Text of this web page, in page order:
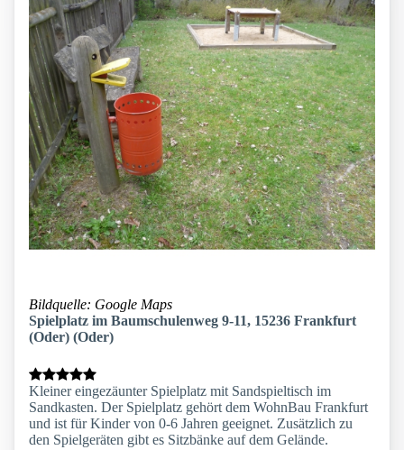
Bildquelle: Google Maps
Spielplatz im Baumschulenweg 9-11, 15236 Frankfurt
(Oder) (Oder)
Kleiner eingezäunter Spielplatz mit Sandspieltisch im
Sandkasten. Der Spielplatz gehört dem WohnBau Frankfurt
und ist für Kinder von 0-6 Jahren geeignet. Zusätzlich zu
den Spielgeräten gibt es Sitzbänke auf dem Gelände.